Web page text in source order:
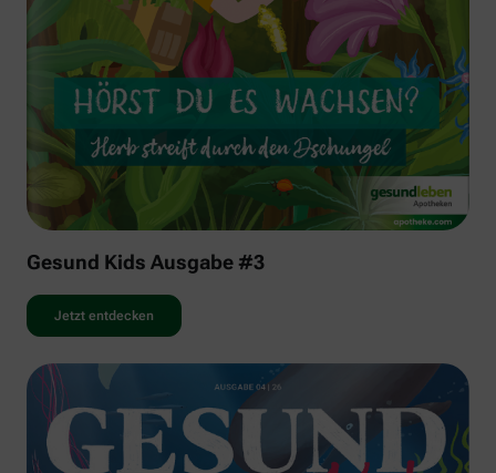
Gesund Kids Ausgabe #3
Jetzt entdecken